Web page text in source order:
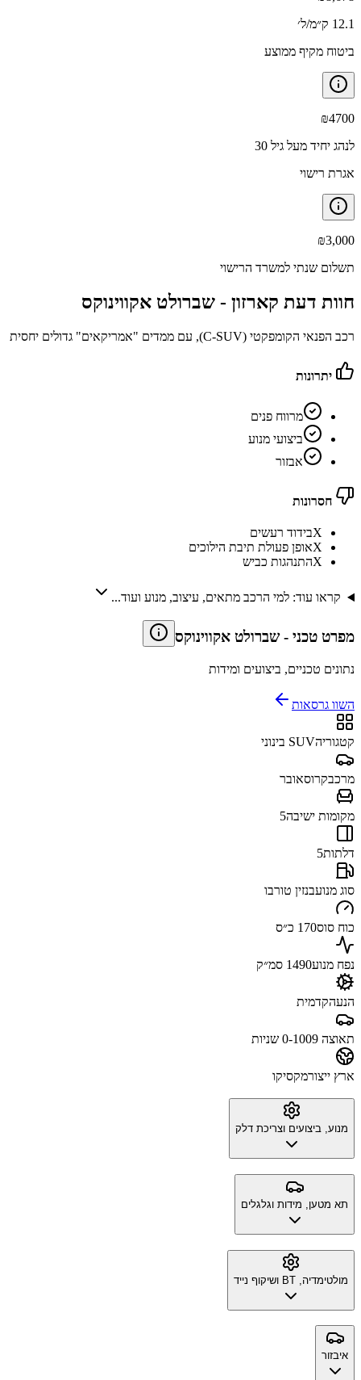
12.1 ק״מ/ל׳
ביטוח מקיף ממוצע
₪4700
לנהג יחיד מעל גיל 30
אגרת רישוי
₪3,000
תשלום שנתי למשרד הרישוי
חוות דעת קארזון - שברולט אקווינוקס
רכב הפנאי הקומפקטי (C-SUV), עם ממדים "אמריקאים" גדולים יחסית
יתרונות
מרווח פנים
ביצועי מנוע
אבזור
חסרונות
Xבידוד רעשים
Xאופן פעולת תיבת הילוכים
Xהתנהגות כביש
קראו עוד: למי הרכב מתאים, עיצוב, מנוע ועוד...
מפרט טכני - שברולט אקווינוקס
נתונים טכניים, ביצועים ומידות
השוו גרסאות
קטגוריהSUV בינוני
מרכבקרוסאובר
מקומות ישיבה5
דלתות5
סוג מנועבנזין טורבו
כוח סוס170 כ״ס
נפח מנוע1490 סמ״ק
הנעהקדמית
תאוצה 0-100 9 שניות
ארץ ייצורמקסיקו
מנוע, ביצועים וצריכת דלק
תא מטען, מידות וגלגלים
מולטימדיה, BT ושיקוף נייד
איבזור